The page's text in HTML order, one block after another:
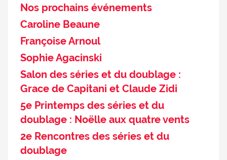
Nos prochains événements
Caroline Beaune
Françoise Arnoul
Sophie Agacinski
Salon des séries et du doublage :
Grace de Capitani et Claude Zidi
5e Printemps des séries et du
doublage : Noëlle aux quatre vents
2e Rencontres des séries et du
doublage